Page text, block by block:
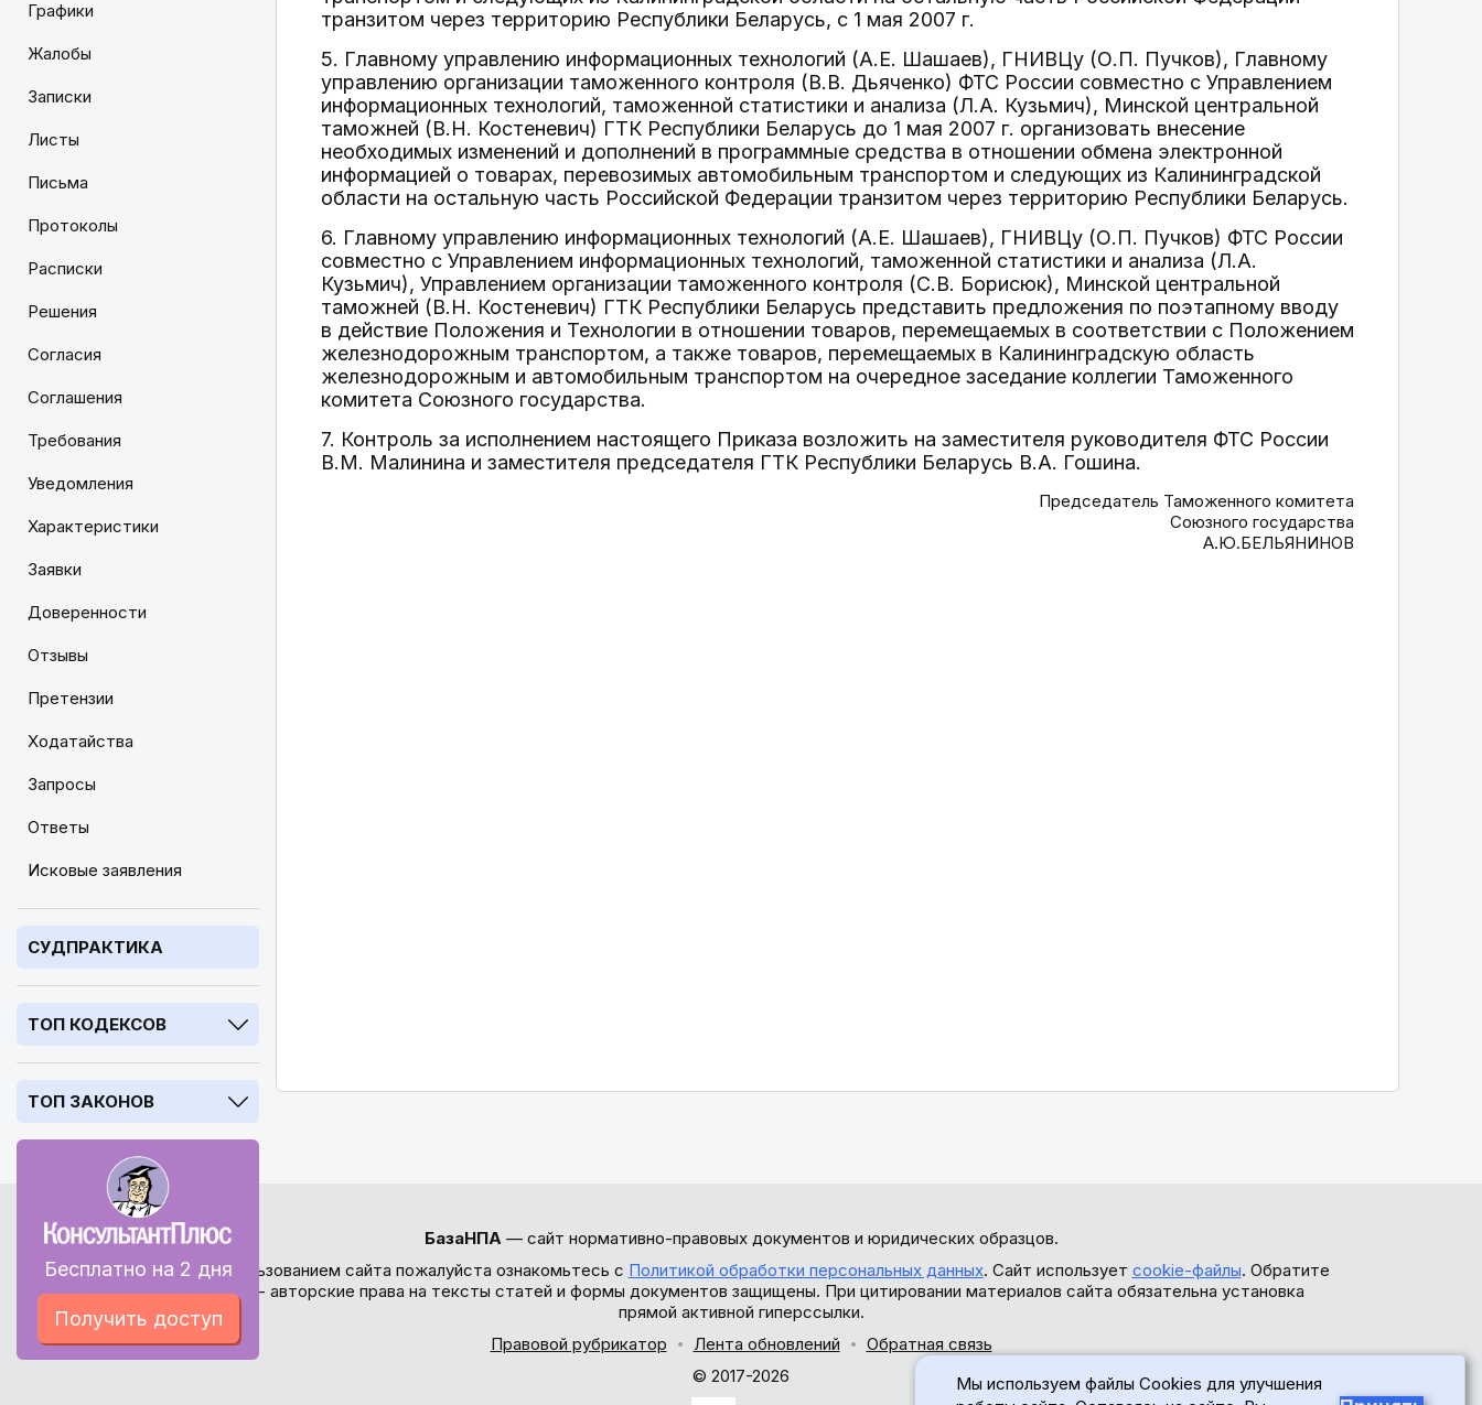
Графики
Жалобы
Записки
Листы
Письма
Протоколы
Расписки
Решения
Согласия
Соглашения
Требования
Уведомления
Характеристики
Заявки
Доверенности
Отзывы
Претензии
Ходатайства
Запросы
Ответы
Исковые заявления
СУДПРАКТИКА
ТОП КОДЕКСОВ
ТОП ЗАКОНОВ
Бесплатно на 2 дня
Получить доступ
транзитом через территорию Республики Беларусь, с 1 мая 2007 г.
5. Главному управлению информационных технологий (А.Е. Шашаев), ГНИВЦу (О.П. Пучков), Главному
управлению организации таможенного контроля (В.В. Дьяченко) ФТС России совместно с Управлением
информационных технологий, таможенной статистики и анализа (Л.А. Кузьмич), Минской центральной
таможней (В.Н. Костеневич) ГТК Республики Беларусь до 1 мая 2007 г. организовать внесение
необходимых изменений и дополнений в программные средства в отношении обмена электронной
информацией о товарах, перевозимых автомобильным транспортом и следующих из Калининградской
области на остальную часть Российской Федерации транзитом через территорию Республики Беларусь.
6. Главному управлению информационных технологий (А.Е. Шашаев), ГНИВЦу (О.П. Пучков) ФТС России
совместно с Управлением информационных технологий, таможенной статистики и анализа (Л.А.
Кузьмич), Управлением организации таможенного контроля (С.В. Борисюк), Минской центральной
таможней (В.Н. Костеневич) ГТК Республики Беларусь представить предложения по поэтапному вводу
в действие Положения и Технологии в отношении товаров, перемещаемых в соответствии с Положением
железнодорожным транспортом, а также товаров, перемещаемых в Калининградскую область
железнодорожным и автомобильным транспортом на очередное заседание коллегии Таможенного
комитета Союзного государства.
7. Контроль за исполнением настоящего Приказа возложить на заместителя руководителя ФТС России
В.М. Малинина и заместителя председателя ГТК Республики Беларусь В.А. Гошина.
Председатель Таможенного комитета
Союзного государства
А.Ю.БЕЛЬЯНИНОВ
БазаНПА— сайт нормативно-правовых документов и юридических образцов.
Перед использованием сайта пожалуйста ознакомьтесь с Политикой обработки персональных данных. Сайт использует cookie-файлы. Обратите
внимание - авторские права на тексты статей и формы документов защищены. При цитировании материалов сайта обязательна установка
прямой активной гиперссылки.
Правовой рубрикатор
Лента обновлений
Обратная связь
© 2017-2026
Мы используем файлы Cookies для улучшения